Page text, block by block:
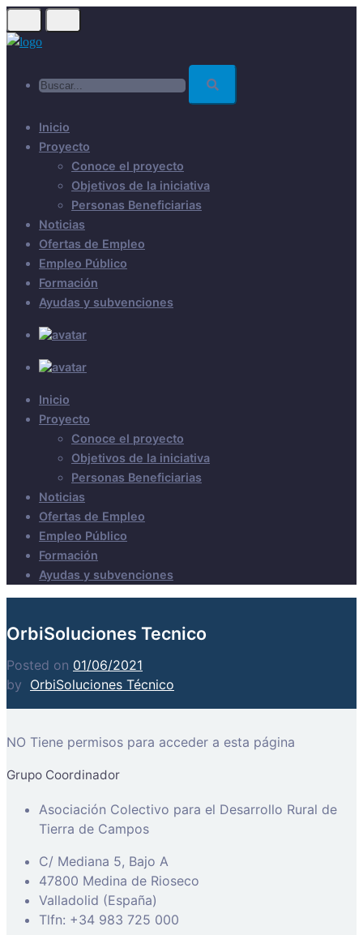
Skip
to
Inicio
Proyecto
Conoce el proyecto
Objetivos de la iniciativa
Personas Beneficiarias
Noticias
Ofertas de Empleo
Empleo Público
Formación
Ayudas y subvenciones
Inicio
Proyecto
Conoce el proyecto
Objetivos de la iniciativa
Personas Beneficiarias
Noticias
Ofertas de Empleo
Empleo Público
Formación
Ayudas y subvenciones
OrbiSoluciones Tecnico
Posted on 01/06/2021
by OrbiSoluciones Técnico
NO Tiene permisos para acceder a esta página
Grupo Coordinador
Asociación Colectivo para el Desarrollo Rural de
Tierra de Campos
C/ Mediana 5, Bajo A
47800 Medina de Rioseco
Valladolid (España)
Tlfn: +34 983 725 000